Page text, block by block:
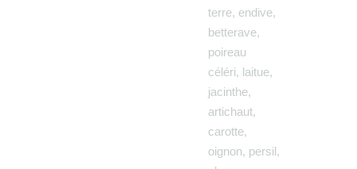
terre, endive,
betterave,
poireau
céléri, laitue,
jacinthe,
artichaut,
carotte,
oignon, persil,